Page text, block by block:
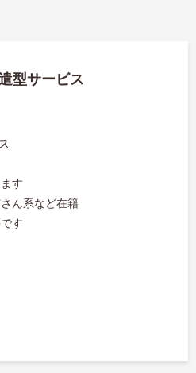
型サービス
す
ん系など在籍
す